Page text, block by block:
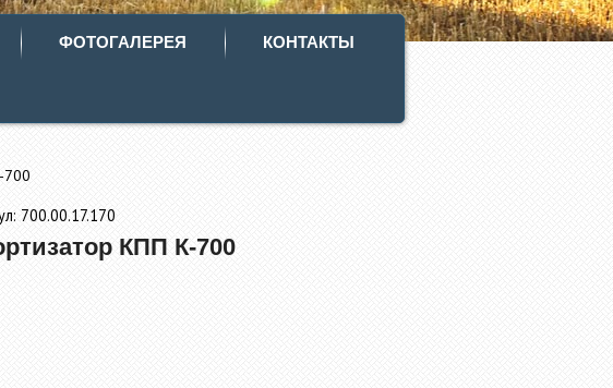
ФОТОГАЛЕРЕЯ КОНТАКТЫ
700
700.00.17.170
КПП К-700